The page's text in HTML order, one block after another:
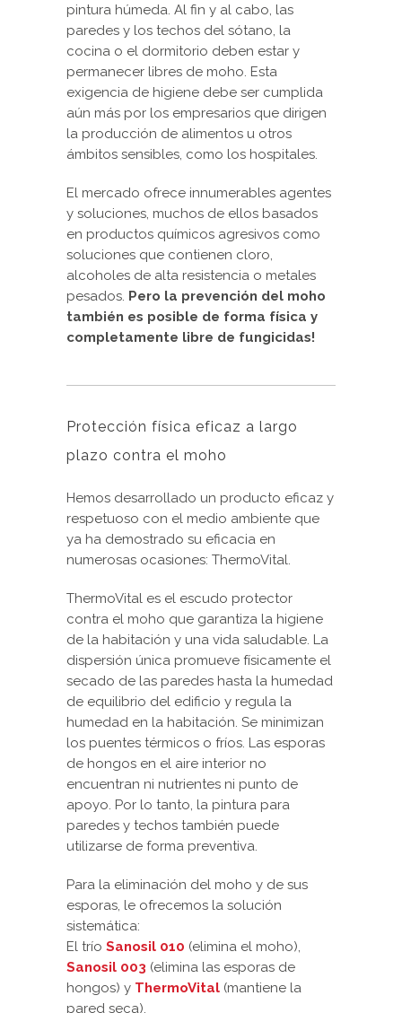
pintura húmeda. Al fin y al cabo, las
paredes y los techos del sótano, la
cocina o el dormitorio deben estar y
permanecer libres de moho. Esta
exigencia de higiene debe ser cumplida
aún más por los empresarios que dirigen
la producción de alimentos u otros
ámbitos sensibles, como los hospitales.
El mercado ofrece innumerables agentes
y soluciones, muchos de ellos basados
en productos químicos agresivos como
soluciones que contienen cloro,
alcoholes de alta resistencia o metales
pesados. Pero la prevención del moho
también es posible de forma física y
completamente libre de fungicidas!
Protección física eficaz a largo
plazo contra el moho
Hemos desarrollado un producto eficaz y
respetuoso con el medio ambiente que
ya ha demostrado su eficacia en
numerosas ocasiones: ThermoVital.
ThermoVital es el escudo protector
contra el moho que garantiza la higiene
de la habitación y una vida saludable. La
dispersión única promueve físicamente el
secado de las paredes hasta la humedad
de equilibrio del edificio y regula la
humedad en la habitación. Se minimizan
los puentes térmicos o fríos. Las esporas
de hongos en el aire interior no
encuentran ni nutrientes ni punto de
apoyo. Por lo tanto, la pintura para
paredes y techos también puede
utilizarse de forma preventiva.
Para la eliminación del moho y de sus
esporas, le ofrecemos la solución
sistemática:
El trío Sanosil 010 (elimina el moho),
Sanosil 003 (elimina las esporas de
hongos) y ThermoVital (mantiene la
pared seca).